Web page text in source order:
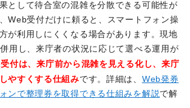
として待合室の混雑を分散できる可能性が
Web受付だけに頼ると、スマートフォン操
が利用しにくくなる場合があります。現地
用し、来庁者の状況に応じて選べる運用が
付は、来庁前から混雑を見える化し、来庁
やすくする仕組みです。詳細は、 Web発券
ンで整理券を取得できる仕組みを解説で解